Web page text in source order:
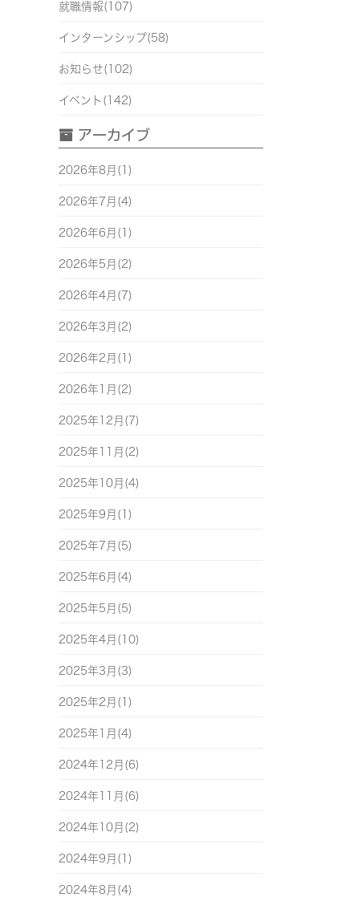
就職情報(107)
インターンシップ(58)
お知らせ(102)
イベント(142)
アーカイブ
2026年8月(1)
2026年7月(4)
2026年6月(1)
2026年5月(2)
2026年4月(7)
2026年3月(2)
2026年2月(1)
2026年1月(2)
2025年12月(7)
2025年11月(2)
2025年10月(4)
2025年9月(1)
2025年7月(5)
2025年6月(4)
2025年5月(5)
2025年4月(10)
2025年3月(3)
2025年2月(1)
2025年1月(4)
2024年12月(6)
2024年11月(6)
2024年10月(2)
2024年9月(1)
2024年8月(4)